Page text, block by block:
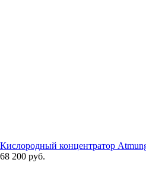
Кислородный концентратор
68 200 руб.